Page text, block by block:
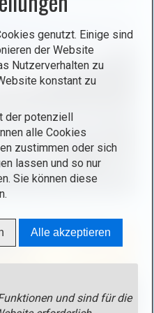
genutzt. Einige sind
der Website
Nutzerverhalten zu
konstant zu
der potenziell
alle Cookies
zustimmen oder sich
lassen und so nur
Sie können diese
Alle akzeptieren
und sind für die